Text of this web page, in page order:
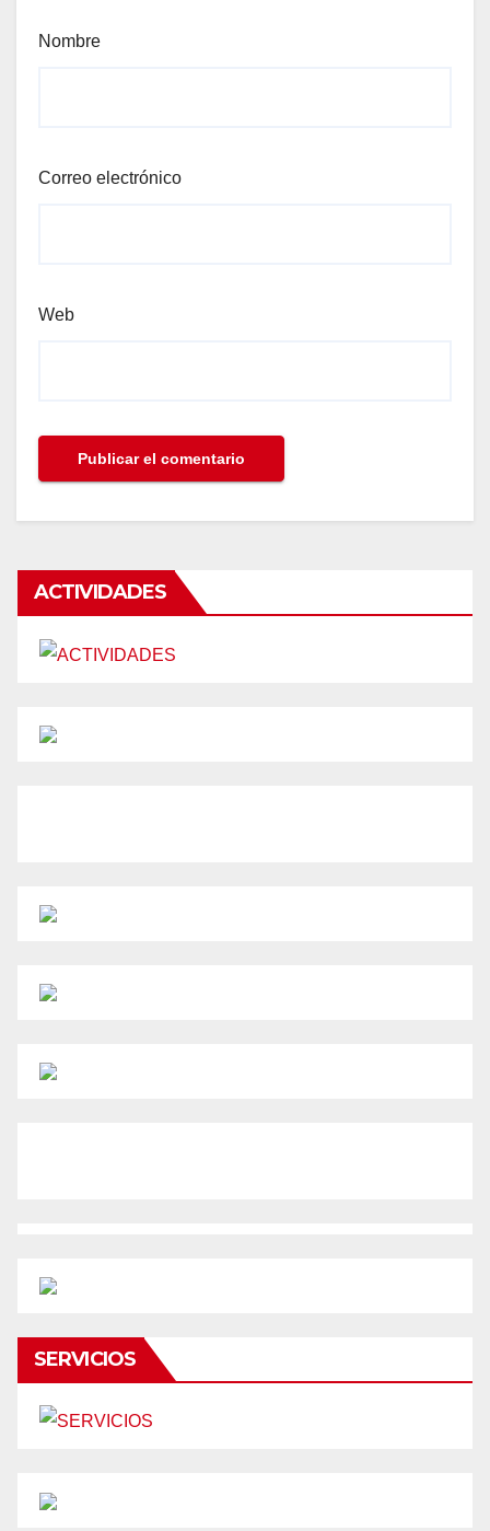
Nombre
Correo electrónico
Web
ACTIVIDADES
SERVICIOS